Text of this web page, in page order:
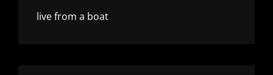
live from a boat